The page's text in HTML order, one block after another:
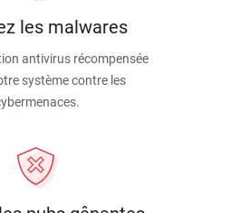
les malwares
antivirus récompensée
système contre les